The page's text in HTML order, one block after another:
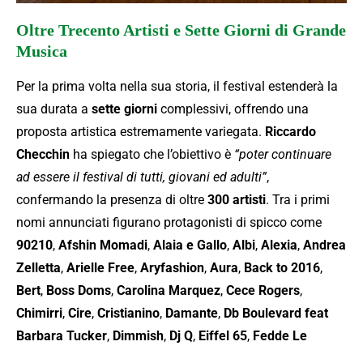
Oltre Trecento Artisti e Sette Giorni di Grande
Musica
Per la prima volta nella sua storia, il festival estenderà la
sua durata a sette giorni complessivi, offrendo una
proposta artistica estremamente variegata. Riccardo
Checchin ha spiegato che l’obiettivo è “poter continuare
ad essere il festival di tutti, giovani ed adulti”,
confermando la presenza di oltre 300 artisti. Tra i primi
nomi annunciati figurano protagonisti di spicco come
90210, Afshin Momadi, Alaia e Gallo, Albi, Alexia, Andrea
Zelletta, Arielle Free, Aryfashion, Aura, Back to 2016,
Bert, Boss Doms, Carolina Marquez, Cece Rogers,
Chimirri, Cire, Cristianino, Damante, Db Boulevard feat
Barbara Tucker, Dimmish, Dj Q, Eiffel 65, Fedde Le